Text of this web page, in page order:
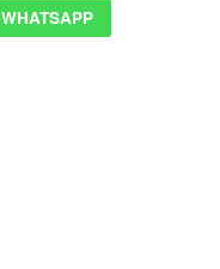
WHATSAPP